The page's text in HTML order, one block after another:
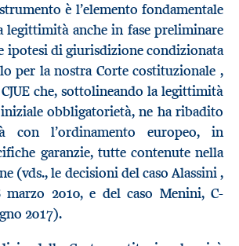
è l’elemento fondamentale
legittimità anche in fase preliminare
ipotesi di giurisdizione condizionata
per la nostra Corte costituzionale ,
che, sottolineando la legittimità
obbligatorietà, ne ha ribadito
con l’ordinamento europeo, in
garanzie, tutte contenute nella
(vds., le decisioni del caso Alassini ,
marzo 2010, e del caso Menini, C-
2017).